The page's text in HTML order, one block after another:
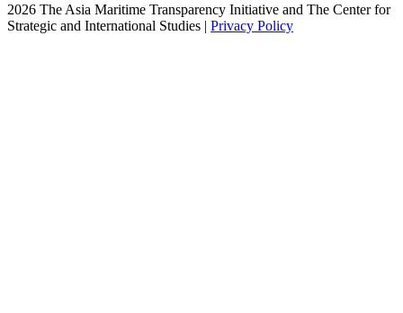
2026 The Asia Maritime Transparency Initiative and The Center for
Strategic and International Studies | Privacy Policy